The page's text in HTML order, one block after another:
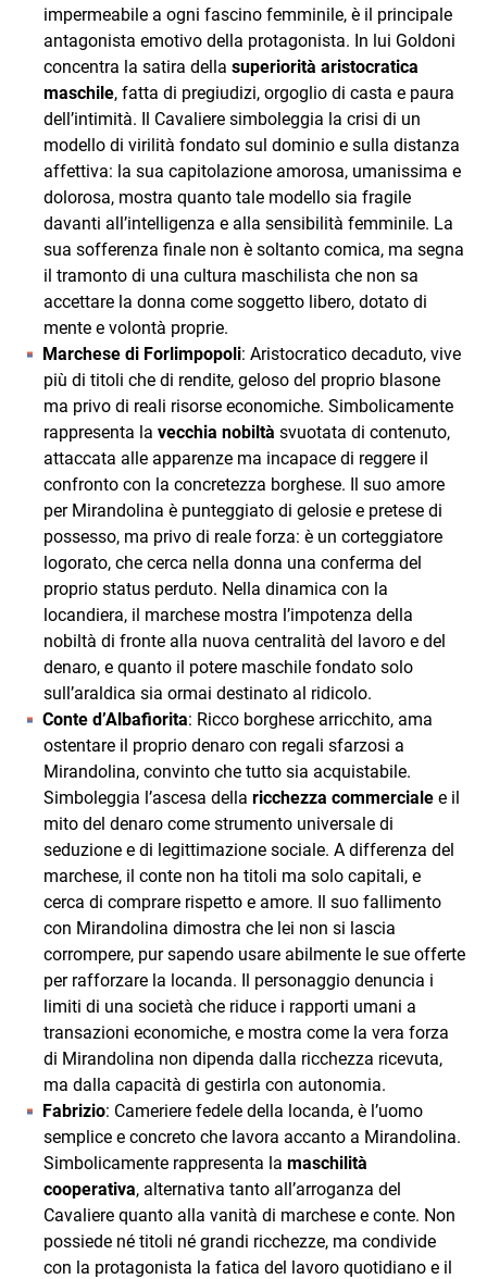
impermeabile a ogni fascino femminile, è il principale
antagonista emotivo della protagonista. In lui Goldoni
concentra la satira della superiorità aristocratica
maschile, fatta di pregiudizi, orgoglio di casta e paura
dell’intimità. Il Cavaliere simboleggia la crisi di un
modello di virilità fondato sul dominio e sulla distanza
affettiva: la sua capitolazione amorosa, umanissima e
dolorosa, mostra quanto tale modello sia fragile
davanti all’intelligenza e alla sensibilità femminile. La
sua sofferenza finale non è soltanto comica, ma segna
il tramonto di una cultura maschilista che non sa
accettare la donna come soggetto libero, dotato di
mente e volontà proprie.
Marchese di Forlimpopoli: Aristocratico decaduto, vive
più di titoli che di rendite, geloso del proprio blasone
ma privo di reali risorse economiche. Simbolicamente
rappresenta la vecchia nobiltà svuotata di contenuto,
attaccata alle apparenze ma incapace di reggere il
confronto con la concretezza borghese. Il suo amore
per Mirandolina è punteggiato di gelosie e pretese di
possesso, ma privo di reale forza: è un corteggiatore
logorato, che cerca nella donna una conferma del
proprio status perduto. Nella dinamica con la
locandiera, il marchese mostra l’impotenza della
nobiltà di fronte alla nuova centralità del lavoro e del
denaro, e quanto il potere maschile fondato solo
sull’araldica sia ormai destinato al ridicolo.
Conte d’Albafiorita: Ricco borghese arricchito, ama
ostentare il proprio denaro con regali sfarzosi a
Mirandolina, convinto che tutto sia acquistabile.
Simboleggia l’ascesa della ricchezza commerciale e il
mito del denaro come strumento universale di
seduzione e di legittimazione sociale. A differenza del
marchese, il conte non ha titoli ma solo capitali, e
cerca di comprare rispetto e amore. Il suo fallimento
con Mirandolina dimostra che lei non si lascia
corrompere, pur sapendo usare abilmente le sue offerte
per rafforzare la locanda. Il personaggio denuncia i
limiti di una società che riduce i rapporti umani a
transazioni economiche, e mostra come la vera forza
di Mirandolina non dipenda dalla ricchezza ricevuta,
ma dalla capacità di gestirla con autonomia.
Fabrizio: Cameriere fedele della locanda, è l’uomo
semplice e concreto che lavora accanto a Mirandolina.
Simbolicamente rappresenta la maschilità
cooperativa, alternativa tanto all’arroganza del
Cavaliere quanto alla vanità di marchese e conte. Non
possiede né titoli né grandi ricchezze, ma condivide
con la protagonista la fatica del lavoro quotidiano e il